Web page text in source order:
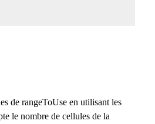
de rangeToUse en utilisant les
le nombre de cellules de la